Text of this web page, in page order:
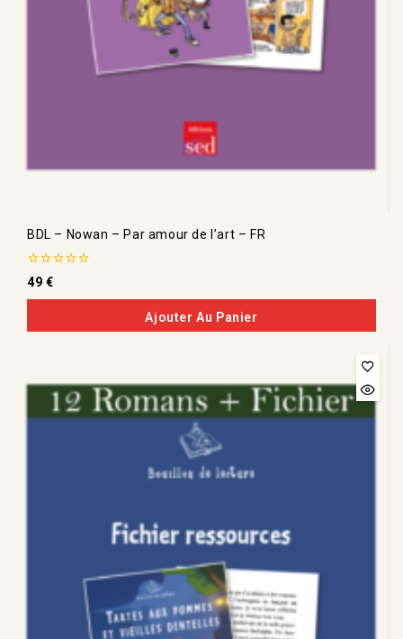
BDL – Nowan – Par amour de l’art – FR
0
de
5
49 €
Ajouter Au Panier